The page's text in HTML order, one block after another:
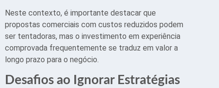
Neste contexto, é importante destacar que
propostas comerciais com custos reduzidos podem
ser tentadoras, mas o investimento em experiência
comprovada frequentemente se traduz em valor a
longo prazo para o negócio.
Desafios ao Ignorar Estratégias